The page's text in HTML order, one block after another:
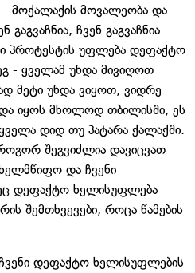
მოვალეობა და
ჩვენ გაგვაჩნია
პროტესტის უფლება დეფაქტო
- ყველამ უნდა მივიღოთ
მეტი უნდა ვიყოთ, ვიდრე
იყოს მხოლოდ თბილისში, ეს
დიდ თუ პატარა ქალაქში.
შეგვიძლია დავიცვათ
და ჩვენი
დეფაქტო ხელისუფლება
შემთხვევები, როცა წამების
დეფაქტო ხელისუფლების